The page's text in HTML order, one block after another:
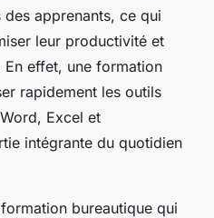
apprenants, ce qui
leur productivité et
effet, une formation
rapidement les outils
Excel et
intégrante du quotidien
bureautique qui